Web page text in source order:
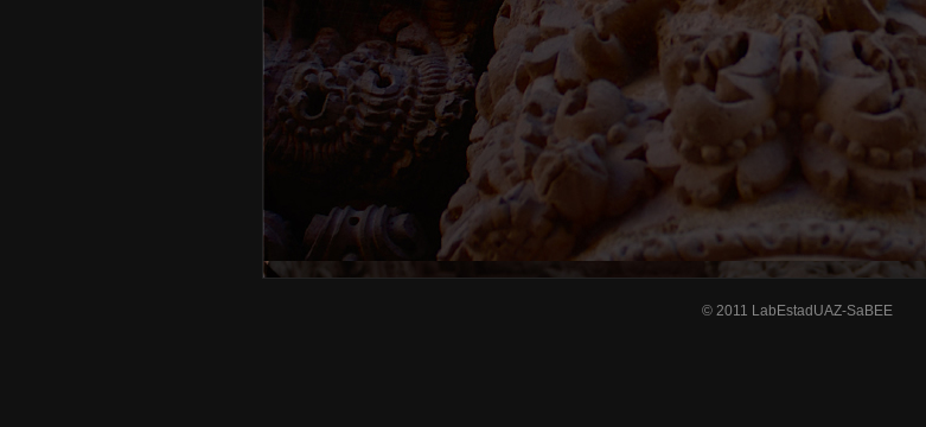
© 2011 LabEstadUAZ-SaBEE